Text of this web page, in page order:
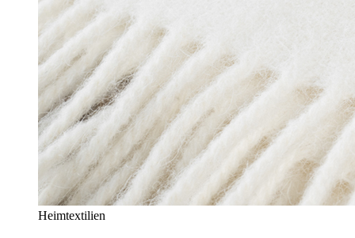
Heimtextilien